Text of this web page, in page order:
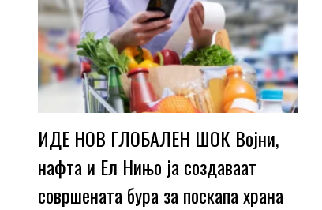
ИДЕ НОВ ГЛОБАЛЕН ШОК Војни,
нафта и Ел Нињо ја создаваат
совршената бура за поскапа храна